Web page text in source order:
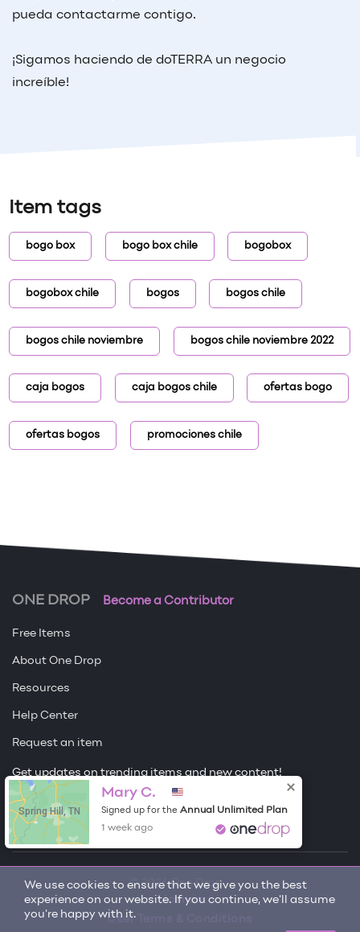
pueda contactarme contigo.
¡Sigamos haciendo de doTERRA un negocio
increíble!
Item tags
bogo box bogo box chile bogobox
bogobox chile bogos bogos chile
bogos chile noviembre bogos chile noviembre 2022
caja bogos caja bogos chile ofertas bogo
ofertas bogos promociones chile
We use cookies to ensure that we give you the best
experience on our website. If you continue, we'll assume
you're happy with it.
ONE DROP Become a Contributor
Free Items
About One Drop
Resources
Help Center
Request an item
Get updates on trending items and new content!
Sign me up
© 2026 One Drop
License
User Terms & Conditions
Spring Hill, TN
Mary C.
Signed up for the Annual Unlimited Plan
1 week ago